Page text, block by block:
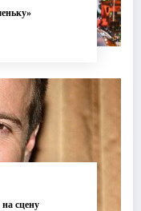
сцену